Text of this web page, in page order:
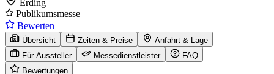
Erding
Publikumsmesse
Bewerten
Übersicht Zeiten & Preise
Anfahrt & Lage
Für Aussteller
Messedienstleister
FAQ
Bewertungen